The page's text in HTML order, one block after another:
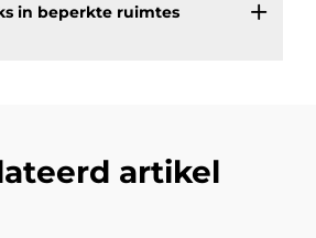
in beperkte ruimtes
artikel